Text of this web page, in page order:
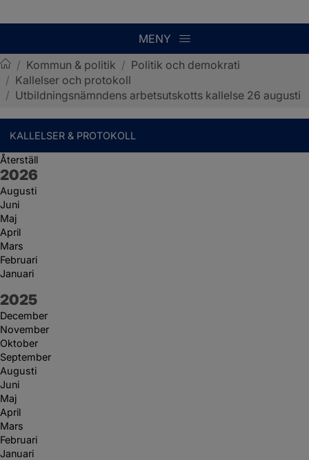
MENY
Sotenäs kommun
/ Kommun & politik / Politik och demokrati
/ Kallelser och protokoll
/ Utbildningsnämndens arbetsutskotts kallelse 26 augusti
KALLELSER & PROTOKOLL
Återställ
År:
2026
Augusti
Juni
Maj
April
Mars
Februari
Januari
År:
2025
December
November
Oktober
September
Augusti
Juni
Maj
April
Mars
Februari
Januari